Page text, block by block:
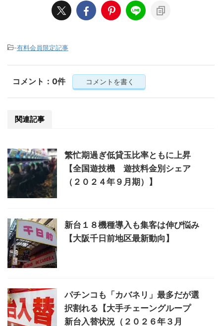
-有料会員限定記事
コメント：0件 コメントを書く
関連記事
繁忙期過ぎ低貸玉比率ともに上昇
【全国遊技機 遊技料金別シェア
（２０２４年９月期）】
新台１８機種導入も集客は伸び悩み
【大阪千日前地区最新動向】
パチンコも「カバネリ」最多だが選
択割れる【大手チェーングループ
新台入替状況（２０２６年３月